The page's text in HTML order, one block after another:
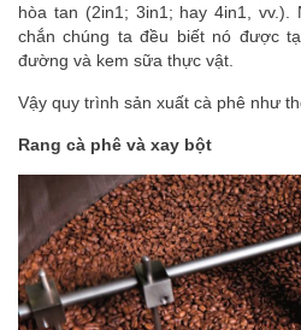
hòa tan (2in1; 3in1; hay 4in1, vv.).
chắn chúng ta đều biết nó được
đường và kem sữa thực vật.
Vậy quy trình sản xuất cà phê như
Rang cà phê và xay bột